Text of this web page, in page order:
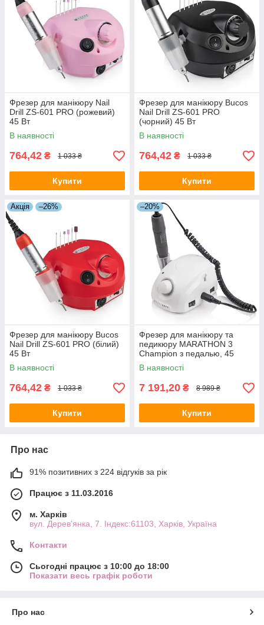
Фрезер для манікюру Nail
Drill ZS-601 PRO (рожевий)
45 Вт
В наявності
764,42 ₴ 1 033 ₴
Купити
Фрезер для манікюру Bucos
Nail Drill ZS-601 PRO
(чорний) 45 Вт
В наявності
764,42 ₴ 1 033 ₴
Купити
Акція –26%
Фрезер для манікюру Bucos
Nail Drill ZS-601 PRO (білий)
45 Вт
В наявності
764,42 ₴ 1 033 ₴
Купити
–20%
Фрезер для манікюру та
педикюру MARATHON 3
Champion з педалью, 45
Вт/35000 об.
В наявності
7 191,20 ₴ 8 989 ₴
Купити
Про нас
91% позитивних з 224 відгуків за рік
Працює з 11.03.2016
м. Харків
вул. Дерев'янка, 7. Індекс:61103, Харків, Україна
Контакти
Сьогодні працює з 10:00 до 18:00
Показати весь графік роботи
Про нас